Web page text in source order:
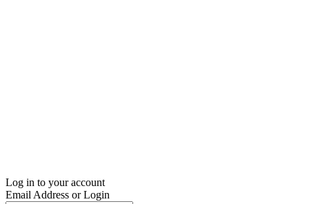
Log in to your account
Email Address or Login